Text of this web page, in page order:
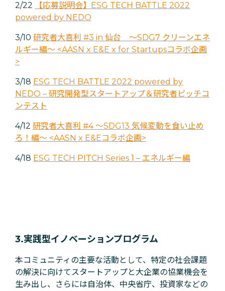
2/22
【応募説明会】ESG TECH BATTLE 2022
powered by NEDO
3/10 研究者大喜利 #3 in 仙台 ～SDG7 クリーンエネ
ルギー編～ <AASN x E&E x for Startupsコラボ企画
>
3/18 ESG TECH BATTLE 2022 powered by
NEDO – 研究開発型スタートアップ＆研究者ピッチコ
ンテスト
4/12 研究者大喜利 #4 ～SDG13 気候変動を食い止め
ろ！編～ <AASN x E&Eコラボ企画>
4/18 ESG TECH PITCH Series 1 – エネルギー編
3.実践型イノベーションプログラム
本コミュニティの主要な活動として、特定の社会課題
の解決に向けてスタートアップと大企業の協業機会を
生み出し、さらには自治体、中央省庁、投資家などの